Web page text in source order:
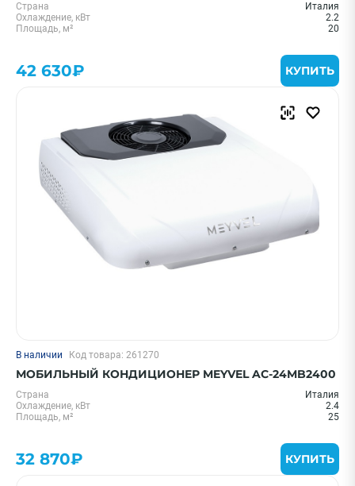
35 м² - 3.5 кВт
55 м² - 5.5 кВт
AC ELECTRIC
Hisense
ECOSTAR
Ballu
Показать еще
Япония
Италия
Страна
Италия
Охлаждение, кВт
2.2
Площадь, м²
20
42 630₽ КУПИТЬ
В наличии Код товара: 261270
МОБИЛЬНЫЙ КОНДИЦИОНЕР MEYVEL AC-24MB2400
Страна
Италия
Охлаждение, кВт
2.4
Площадь, м²
25
32 870₽ КУПИТЬ